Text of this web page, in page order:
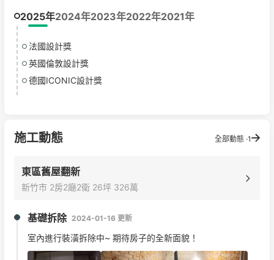
2025年2024年2023年2022年2021年
法國設計獎
英國倫敦設計獎
德國ICONIC設計獎
施工動態 全部動態 ·1
東區舊屋翻新
新竹市 2房2廰2衛 26坪 326萬
基礎拆除 2024-01-16 更新
室內進行裝潢拆除中~ 期待房子的全新面貌！